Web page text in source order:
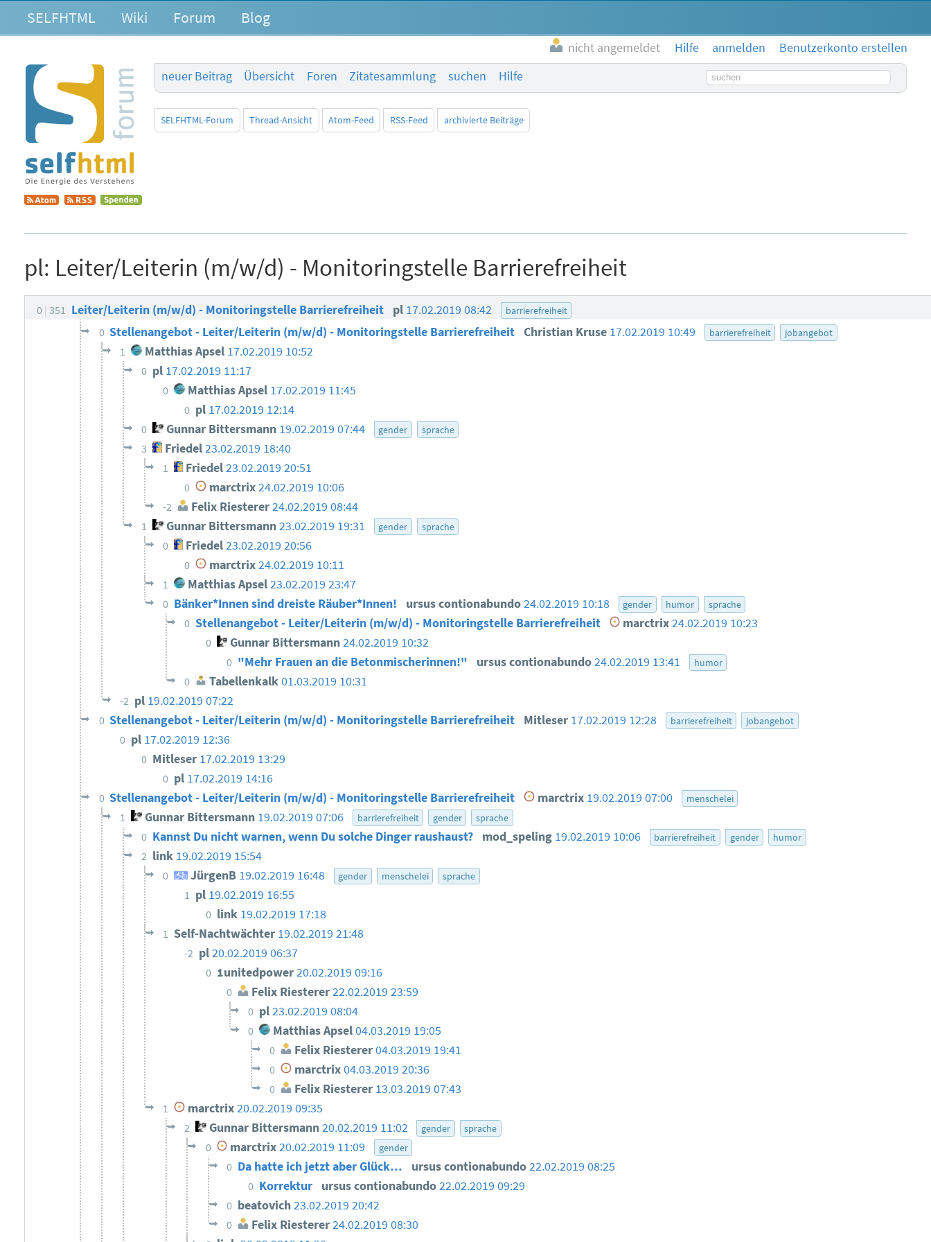
SELFHTML Wiki Forum Blog
nicht angemeldet Hilfe anmelden
Benutzerkonto erstellen
neuer Beitrag
Übersicht Foren Zitatesammlung suchen Hilfe Suchbegriff
SELFHTML-Forum Thread-Ansicht Atom-Feed RSS-Feed archivierte Beiträge
pl: Leiter/Leiterin (m/w/d) - Monitoringstelle Barrierefreiheit
0 351 Leiter/Leiterin (m/w/d) - Monitoringstelle Barrierefreiheit pl 17.02.2019 08:42 barrierefreiheit
0 Stellenangebot - Leiter/Leiterin (m/w/d) - Monitoringstelle Barrierefreiheit Christian Kruse 17.02.2019 10:49 barrierefreiheit jobangebot
1 Matthias Apsel 17.02.2019 10:52
0 pl 17.02.2019 11:17
0 Matthias Apsel 17.02.2019 11:45
0 pl 17.02.2019 12:14
0 Gunnar Bittersmann 19.02.2019 07:44 gender sprache
3 Friedel 23.02.2019 18:40
1 Friedel23.02.2019 20:51
0 marctrix 24.02.2019 10:06
-2 Felix Riesterer24.02.2019 08:44
1 Gunnar Bittersmann23.02.2019 19:31 gender sprache
0 Friedel23.02.2019 20:56
0 marctrix 24.02.2019 10:11
1 Matthias Apsel23.02.2019 23:47
0 Bänker*Innen sind dreiste Räuber*Innen! ursus contionabundo24.02.2019 10:18 gender humor sprache
0 Stellenangebot - Leiter/Leiterin (m/w/d) - Monitoringstelle Barrierefreiheit marctrix24.02.2019 10:23
0 Gunnar Bittersmann24.02.2019 10:32
0 "Mehr Frauen an die Betonmischerinnen!" ursus contionabundo24.02.2019 13:41 humor
0 Tabellenkalk 01.03.2019 10:31
-2 pl 19.02.2019 07:22
0 Stellenangebot - Leiter/Leiterin (m/w/d) - Monitoringstelle Barrierefreiheit Mitleser 17.02.2019 12:28 barrierefreiheit jobangebot
0 pl 17.02.2019 12:36
0 Mitleser 17.02.2019 13:29
0 pl 17.02.2019 14:16
0 Stellenangebot - Leiter/Leiterin (m/w/d) - Monitoringstelle Barrierefreiheit marctrix 19.02.2019 07:00 menschelei
1 Gunnar Bittersmann 19.02.2019 07:06 barrierefreiheit gender sprache
0 Kannst Du nicht warnen, wenn Du solche Dinger raushaust? mod_speling 19.02.2019 10:06 barrierefreiheit gender humor
2 link 19.02.2019 15:54
0 JürgenB 19.02.2019 16:48 gender menschelei sprache
1 pl 19.02.2019 16:55
0 link 19.02.2019 17:18
1 Self-Nachtwächter 19.02.2019 21:48
-2 pl20.02.2019 06:37
0 1unitedpower20.02.2019 09:16
0 Felix Riesterer22.02.2019 23:59
0 pl23.02.2019 08:04
0 Matthias Apsel04.03.2019 19:05
0 Felix Riesterer04.03.2019 19:41
0 marctrix04.03.2019 20:36
0 Felix Riesterer 13.03.2019 07:43
1 marctrix20.02.2019 09:35
2 Gunnar Bittersmann 20.02.2019 11:02 gender sprache
0 marctrix20.02.2019 11:09 gender
0 Da hatte ich jetzt aber Glück… ursus contionabundo22.02.2019 08:25
0 Korrektur ursus contionabundo22.02.2019 09:29
0 beatovich23.02.2019 20:42
0 Felix Riesterer24.02.2019 08:30